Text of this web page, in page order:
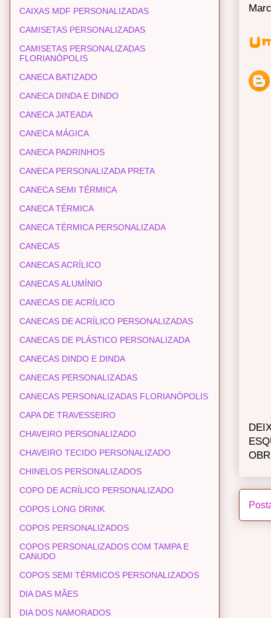
CAIXAS MDF PERSONALIZADAS
CAMISETAS PERSONALIZADAS
CAMISETAS PERSONALIZADAS
FLORIANÓPOLIS
CANECA BATIZADO
CANECA DINDA E DINDO
CANECA JATEADA
CANECA MÁGICA
CANECA PADRINHOS
CANECA PERSONALIZADA PRETA
CANECA SEMI TÉRMICA
CANECA TÉRMICA
CANECA TÉRMICA PERSONALIZADA
CANECAS
CANECAS ACRÍLICO
CANECAS ALUMÍNIO
CANECAS DE ACRÍLICO
CANECAS DE ACRÍLICO PERSONALIZADAS
CANECAS DE PLÁSTICO PERSONALIZADA
CANECAS DINDO E DINDA
CANECAS PERSONALIZADAS
CANECAS PERSONALIZADAS FLORIANÓPOLIS
CAPA DE TRAVESSEIRO
CHAVEIRO PERSONALIZADO
CHAVEIRO TECIDO PERSONALIZADO
CHINELOS PERSONALIZADOS
COPO DE ACRÍLICO PERSONALIZADO
COPOS LONG DRINK
COPOS PERSONALIZADOS
COPOS PERSONALIZADOS COM TAMPA E
CANUDO
COPOS SEMI TÉRMICOS PERSONALIZADOS
DIA DAS MÃES
DIA DOS NAMORADOS